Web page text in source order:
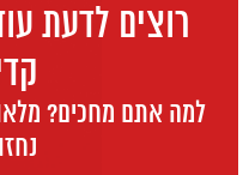
רוצים לדעת
למה אתם מחכים?